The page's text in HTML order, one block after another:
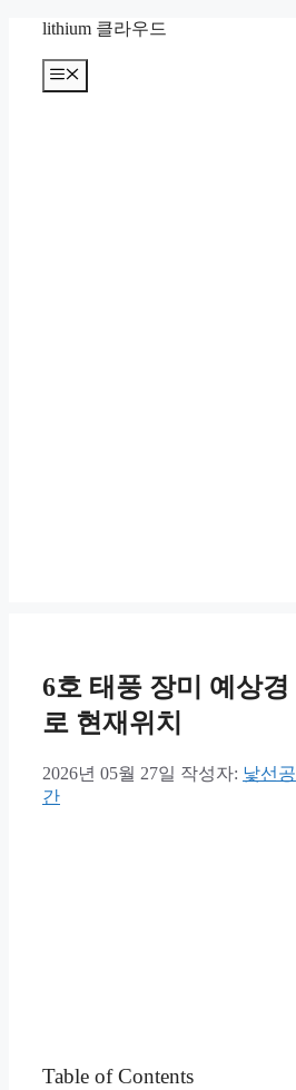
lithium 클라우드
메
뉴
6호 태풍 장미 예상경
로 현재위치
2026년 05월 27일 작성자: 낯선공
간
Table of Contents